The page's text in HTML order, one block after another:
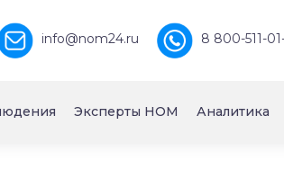
info@nom24.ru 8 800-511-
Эксперты НОМ Аналитика